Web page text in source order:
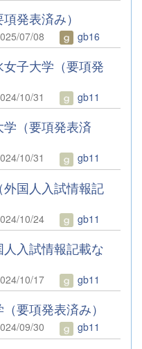
発表済み）
07/08 gb16
子大学（要項発
10/31 gb11
（要項発表済
10/31 gb11
国人入試情報記
10/24 gb11
入試情報記載な
10/17 gb11
要項発表済み）
09/30 gb11